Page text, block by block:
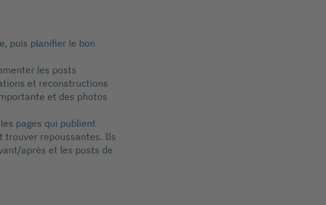
puis planifier le bon
les posts
et reconstructions
et des photos
pages qui publient
trouver repoussantes. Ils
après et les posts de